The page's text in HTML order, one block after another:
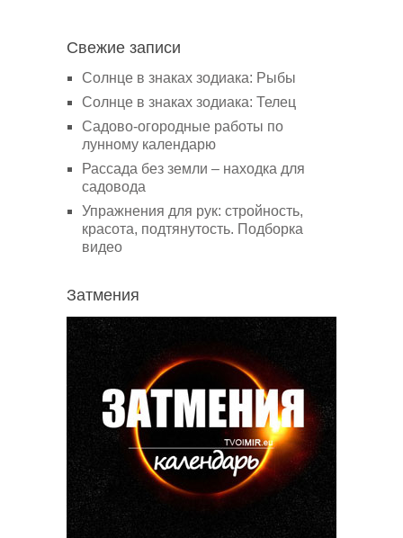
Свежие записи
Солнце в знаках зодиака: Рыбы
Солнце в знаках зодиака: Телец
Садово-огородные работы по
лунному календарю
Рассада без земли – находка для
садовода
Упражнения для рук: стройность,
красота, подтянутость. Подборка
видео
Затмения